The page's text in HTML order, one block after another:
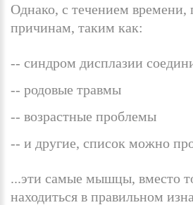
Однако, с течением времени,
причинам, таким как:
синдром дисплазии
родовые травмы
возрастные проблемы
и другие, список можно
...эти самые мышцы, вместо
находиться в правильном